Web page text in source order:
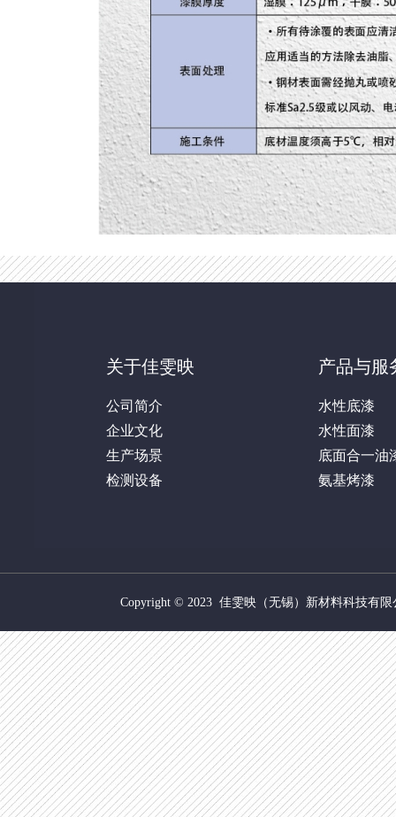
关于佳雯映
公司简介
企业文化
生产场景
检测设备
产品与服
水性底漆
水性面漆
底面合一油
氨基烤漆
Copyright © 2023 佳雯映（无锡）新材料科技